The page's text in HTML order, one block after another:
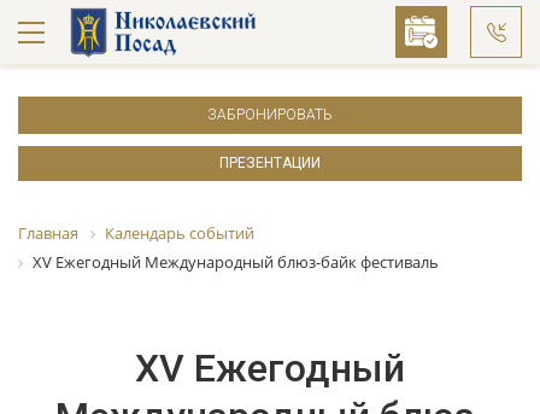
ЗАБРОНИРОВАТЬ
ПРЕЗЕНТАЦИИ
Главная
Календарь событий
XV Ежегодный Международный блюз-байк фестиваль
XV Ежегодный